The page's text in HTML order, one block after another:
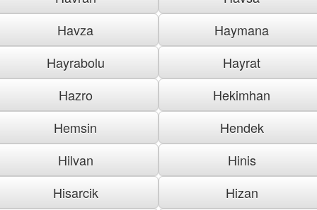
Havza
Haymana
Hayrabolu
Hayrat
Hazro
Hekimhan
Hemsin
Hendek
Hilvan
Hinis
Hisarcik
Hizan